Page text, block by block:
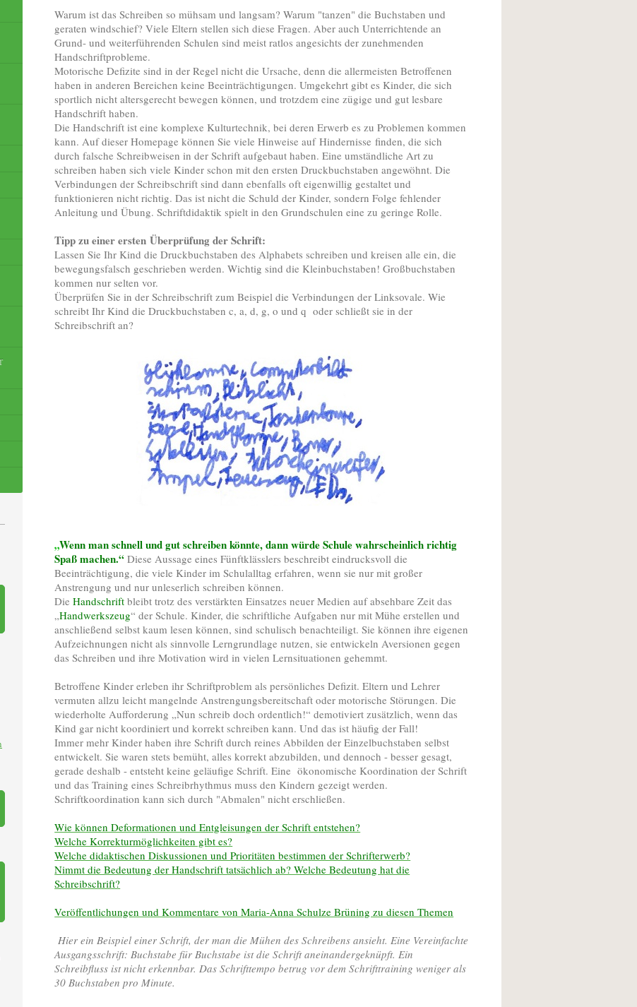
Warum ist das Schreiben so mühsam und langsam? Warum "tanzen" die Buchstaben und
geraten windschief? Viele Eltern stellen sich diese Fragen. Aber auch Unterrichtende an
Grund- und weiterführenden Schulen sind meist ratlos angesichts der zunehmenden
Handschriftprobleme.
Motorische Defizite sind in der Regel nicht die Ursache, denn die allermeisten Betroffenen
haben in anderen Bereichen keine Beeinträchtigungen. Umgekehrt gibt es Kinder, die sich
sportlich nicht altersgerecht bewegen können, und trotzdem eine zügige und gut lesbare
Handschrift haben.
Die Handschrift ist eine komplexe Kulturtechnik, bei deren Erwerb es zu Problemen kommen
kann. Auf dieser Homepage können Sie viele Hinweise auf Hindernisse finden, die sich
durch falsche Schreibweisen in der Schrift aufgebaut haben. Eine umständliche Art zu
schreiben haben sich viele Kinder schon mit den ersten Druckbuchstaben angewöhnt. Die
Verbindungen der Schreibschrift sind dann ebenfalls oft eigenwillig gestaltet und
funktionieren nicht richtig. Das ist nicht die Schuld der Kinder, sondern Folge fehlender
Anleitung und Übung. Schriftdidaktik spielt in den Grundschulen eine zu geringe Rolle.
Tipp zu einer ersten Überprüfung der Schrift:
Lassen Sie Ihr Kind die Druckbuchstaben des Alphabets schreiben und kreisen alle ein, die
bewegungsfalsch geschrieben werden. Wichtig sind die Kleinbuchstaben! Großbuchstaben
kommen nur selten vor.
Überprüfen Sie in der Schreibschrift zum Beispiel die Verbindungen der Linksovale. Wie
schreibt Ihr Kind die Druckbuchstaben c, a, d, g, o und q oder schließt sie in der
Schreibschrift an?
„Wenn man schnell und gut schreiben könnte, dann würde Schule wahrscheinlich richtig
Spaß machen.“ Diese Aussage eines Fünftklässlers beschreibt eindrucksvoll die
Beeinträchtigung, die viele Kinder im Schulalltag erfahren, wenn sie nur mit großer
Anstrengung und nur unleserlich schreiben können.
DieHandschrift bleibt trotz des verstärkten Einsatzes neuer Medien auf absehbare Zeit das
„Handwerkszeug“ der Schule. Kinder, die schriftliche Aufgaben nur mit Mühe erstellen und
anschließend selbst kaum lesen können, sind schulisch benachteiligt. Sie können ihre eigenen
Aufzeichnungen nicht als sinnvolle Lerngrundlage nutzen, sie entwickeln Aversionen gegen
das Schreiben und ihre Motivation wird in vielen Lernsituationen gehemmt.
Betroffene Kinder erleben ihr Schriftproblem als persönliches Defizit. Eltern und Lehrer
vermuten allzu leicht mangelnde Anstrengungsbereitschaft oder motorische Störungen. Die
wiederholte Aufforderung „Nun schreib doch ordentlich!“ demotiviert zusätzlich, wenn das
Kind gar nicht koordiniert und korrekt schreiben kann. Und das ist häufig der Fall!
Immer mehr Kinder haben ihre Schrift durch reines Abbilden der Einzelbuchstaben selbst
entwickelt. Sie waren stets bemüht, alles korrekt abzubilden, und dennoch - besser gesagt,
gerade deshalb - entsteht keine geläufige Schrift. Eine ökonomische Koordination der Schrift
und das Training eines Schreibrhythmus muss den Kindern gezeigt werden.
Schriftkoordination kann sich durch "Abmalen" nicht erschließen.
Wie können Deformationen und Entgleisungen der Schrift entstehen?
Welche Korrekturmöglichkeiten gibt es?
Welche didaktischen Diskussionen und Prioritäten bestimmen der Schrifterwerb?
Nimmt die Bedeutung der Handschrift tatsächlich ab? Welche Bedeutung hat die
Schreibschrift?
Veröffentlichungen und Kommentare von Maria-Anna Schulze Brüning zu diesen Themen
Hier ein Beispiel einer Schrift, der man die Mühen des Schreibens ansieht. Eine Vereinfachte
Ausgangsschrift: Buchstabe für Buchstabe ist die Schrift aneinandergeknüpft. Ein
Schreibfluss ist nicht erkennbar. Das Schrifttempo betrug vor dem Schrifttraining weniger als
30 Buchstaben pro Minute.